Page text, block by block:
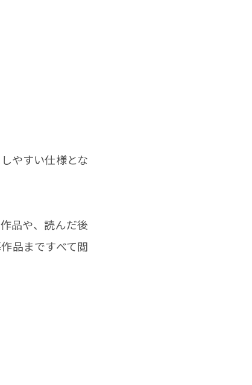
やすい仕様とな
品や、読んだ後
品まですべて閲